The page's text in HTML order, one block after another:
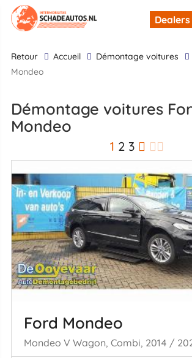
Dealers
retour Accueil Démontage voitures
Mondeo
Démontage voitures Ford
Mondeo
1 2 3
Ford Mondeo